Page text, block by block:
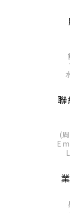
(